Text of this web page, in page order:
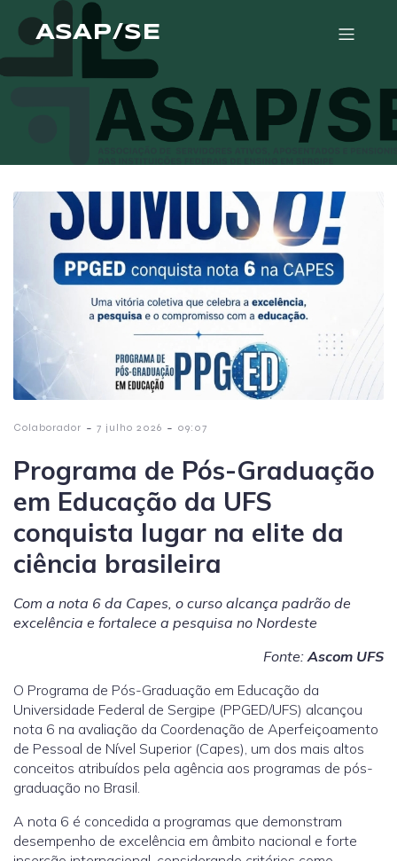
ASAP/SE
Colaborador - 7 julho 2026 - 09:07
Programa de Pós-Graduação
em Educação da UFS
conquista lugar na elite da
ciência brasileira
Com a nota 6 da Capes, o curso alcança padrão de
excelência e fortalece a pesquisa no Nordeste
Fonte:Ascom UFS
O Programa de Pós-Graduação em Educação da
Universidade Federal de Sergipe (PPGED/UFS) alcançou
nota 6 na avaliação da Coordenação de Aperfeiçoamento
de Pessoal de Nível Superior (Capes), um dos mais altos
conceitos atribuídos pela agência aos programas de pós-
graduação no Brasil.
A nota 6 é concedida a programas que demonstram
desempenho de excelência em âmbito nacional e forte